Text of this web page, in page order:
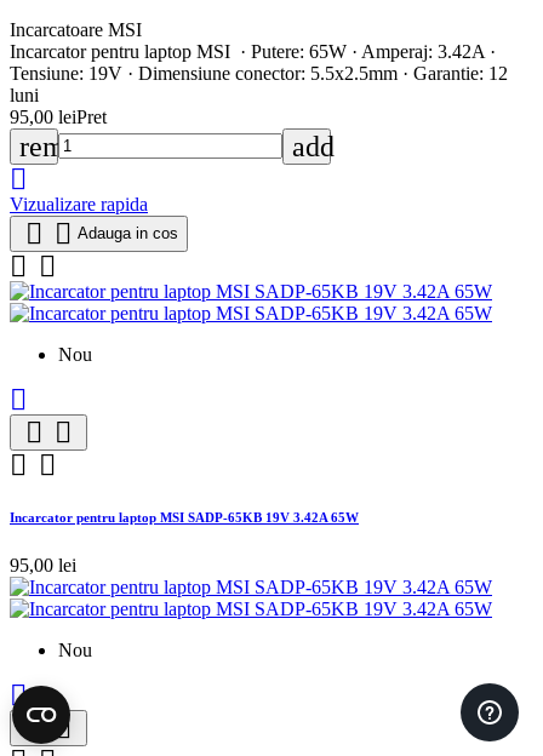
Incarcatoare MSI
Incarcator pentru laptop MSI · Putere: 65W · Amperaj: 3.42A ·
Tensiune: 19V · Dimensiune conector: 5.5x2.5mm · Garantie: 12
luni
95,00 leiPret
remove
add

Vizualizare rapida
  Adauga in cos
 
Nou





Incarcator pentru laptop MSI SADP-65KB 19V 3.42A 65W
95,00 lei
Nou

 